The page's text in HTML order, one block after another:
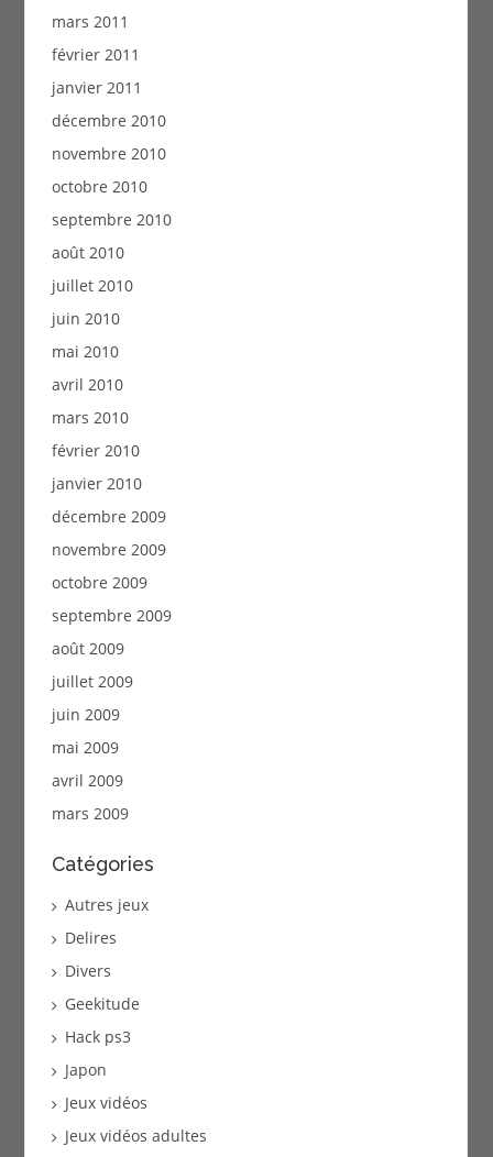
mars 2011
février 2011
janvier 2011
décembre 2010
novembre 2010
octobre 2010
septembre 2010
août 2010
juillet 2010
juin 2010
mai 2010
avril 2010
mars 2010
février 2010
janvier 2010
décembre 2009
novembre 2009
octobre 2009
septembre 2009
août 2009
juillet 2009
juin 2009
mai 2009
avril 2009
mars 2009
Catégories
Autres jeux
Delires
Divers
Geekitude
Hack ps3
Japon
Jeux vidéos
Jeux vidéos adultes